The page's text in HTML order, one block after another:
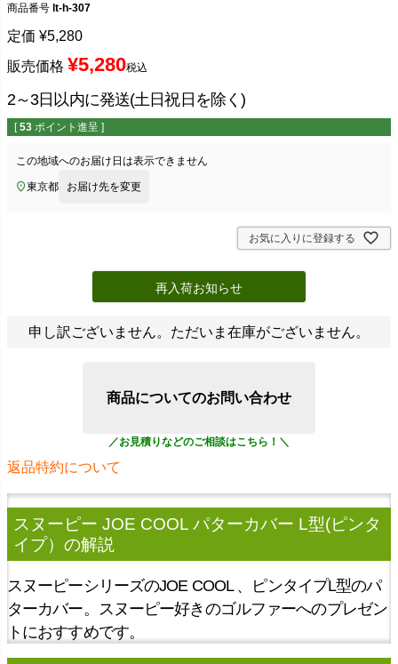
商品番号 lt-h-307
定価 ¥5,280
販売価格 ¥5,280税込
2～3日以内に発送(土日祝日を除く)
[ 53 ポイント進呈 ]
この地域へのお届け日は表示できません
東京都 お届け先を変更
お気に入りに登録する
再入荷お知らせ
申し訳ございません。ただいま在庫がございません。
商品についてのお問い合わせ
返品特約について
スヌーピー JOE COOL パターカバー L型(ピンタ
イプ） の解説
スヌーピーシリーズのJOE COOL 、ピンタイプL型のパ
ターカバー。スヌーピー好きのゴルファーへのプレゼン
トにおすすめです。